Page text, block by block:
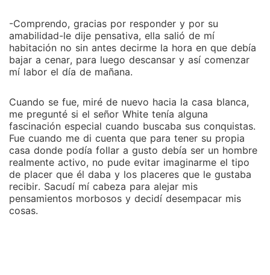
-Comprendo, gracias por responder y por su
amabilidad-le dije pensativa, ella salió de mí
habitación no sin antes decirme la hora en que debía
bajar a cenar, para luego descansar y así comenzar
mí labor el día de mañana.
Cuando se fue, miré de nuevo hacia la casa blanca,
me pregunté si el señor White tenía alguna
fascinación especial cuando buscaba sus conquistas.
Fue cuando me di cuenta que para tener su propia
casa donde podía follar a gusto debía ser un hombre
realmente activo, no pude evitar imaginarme el tipo
de placer que él daba y los placeres que le gustaba
recibir. Sacudí mí cabeza para alejar mis
pensamientos morbosos y decidí desempacar mis
cosas.